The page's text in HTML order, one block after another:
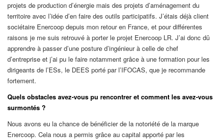
projets de production d’énergie mais des projets d’aménagement du
territoire avec l’idée d’en faire des outils participatifs. J’étais déjà client
sociétaire Enercoop depuis mon retour en France, et pour différentes
raisons je me suis retrouvé à porter le projet Enercoop LR. J’ai donc dû
apprendre à passer d’une posture d’ingénieur à celle de chef
d’entreprise et j’ai pu le faire notamment grâce à une formation pour les
dirigeants de l’ESs, le DEES porté par l’IFOCAS, que je recommande
fortement.
Quels obstacles avez-vous pu rencontrer et comment les avez-vous
surmontés ?
Nous avons eu la chance de bénéficier de la notoriété de la marque
Enercoop. Cela nous a permis grâce au capital apporté par les